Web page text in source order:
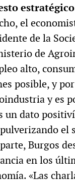
estratégico
el
de la
de
alto,
posible, y
y es
un dato
el
Burgos
en los
«Las